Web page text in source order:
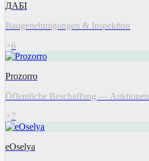
ДАБІ
Baugenehmigungen & Inspektion
6
Prozorro
Öffentliche Beschaffung — Auktionen
7
eOselya